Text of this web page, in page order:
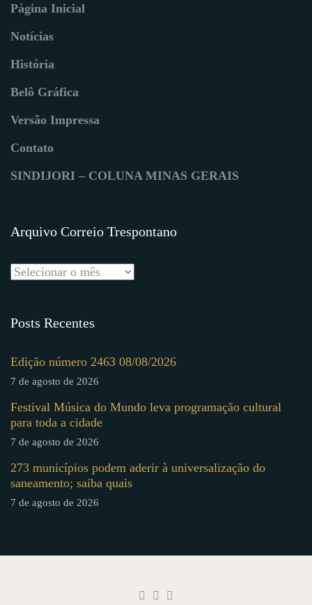
Página Inicial
Notícias
História
Belô Gráfica
Versão Impressa
Contato
SINDIJORI – COLUNA MINAS GERAIS
Arquivo Correio Trespontano
Posts Recentes
Edição número 2463 08/08/2026
7 de agosto de 2026
Festival Música do Mundo leva programação cultural
para toda a cidade
7 de agosto de 2026
273 municípios podem aderir à universalização do
saneamento; saiba quais
7 de agosto de 2026